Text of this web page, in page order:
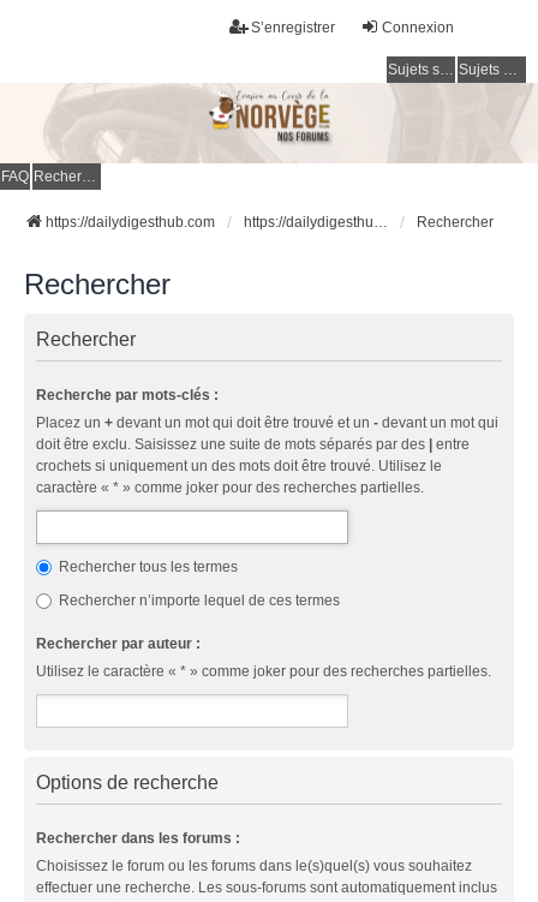
Connexion
S’enregistrer
Sujets sans réponse Sujets actifs
FAQ Rechercher
https://dailydigesthub.com https://dailydigesthub.com Rechercher
Rechercher
Rechercher
Recherche par mots-clés :
Placez un + devant un mot qui doit être trouvé et un - devant un mot qui
doit être exclu. Saisissez une suite de mots séparés par des
entre
crochets si uniquement un des mots doit être trouvé. Utilisez le
caractère « * » comme joker pour des recherches partielles.
Rechercher tous les termes
Rechercher n’importe lequel de ces termes
Rechercher par auteur :
Utilisez le caractère « * » comme joker pour des recherches partielles.
Options de recherche
Rechercher dans les forums :
Choisissez le forum ou les forums dans le(s)quel(s) vous souhaitez
effectuer une recherche. Les sous-forums sont automatiquement inclus